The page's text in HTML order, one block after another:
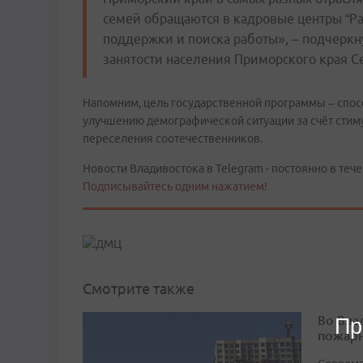
семей обращаются в кадровые центры
поддержки и поиска работы», –
занятости населения Приморского края
Напомним, цель государственной программы –
улучшению демографической ситуации за счёт
переселения соотечественников.
Новости Владивостока в Telegram - постоянно в
Подписывайтесь одним нажатием!
Смотрите также
Во